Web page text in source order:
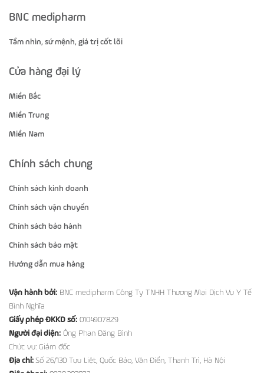
BNC medipharm
Tầm nhìn, sứ mệnh, giá trị cốt lõi
Cửa hàng đại lý
Miền Bắc
Miền Trung
Miền Nam
Chính sách chung
Chính sách kinh doanh
Chính sách vận chuyển
Chính sách bảo hành
Chính sách bảo mật
Hướng dẫn mua hàng
Vận hành bởi: BNC medipharm Công Ty TNHH Thương Mại Dịch Vụ Y Tế
Bình Nghĩa
Giấy phép ĐKKD số: 0104907829
Người đại diện: Ông Phan Đăng Bình
Chức vụ: Giám đốc
Địa chỉ: Số 26/130 Tựu Liệt, Quốc Bảo, Văn Điển, Thanh Trì, Hà Nội